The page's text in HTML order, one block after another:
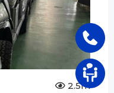
2.5m